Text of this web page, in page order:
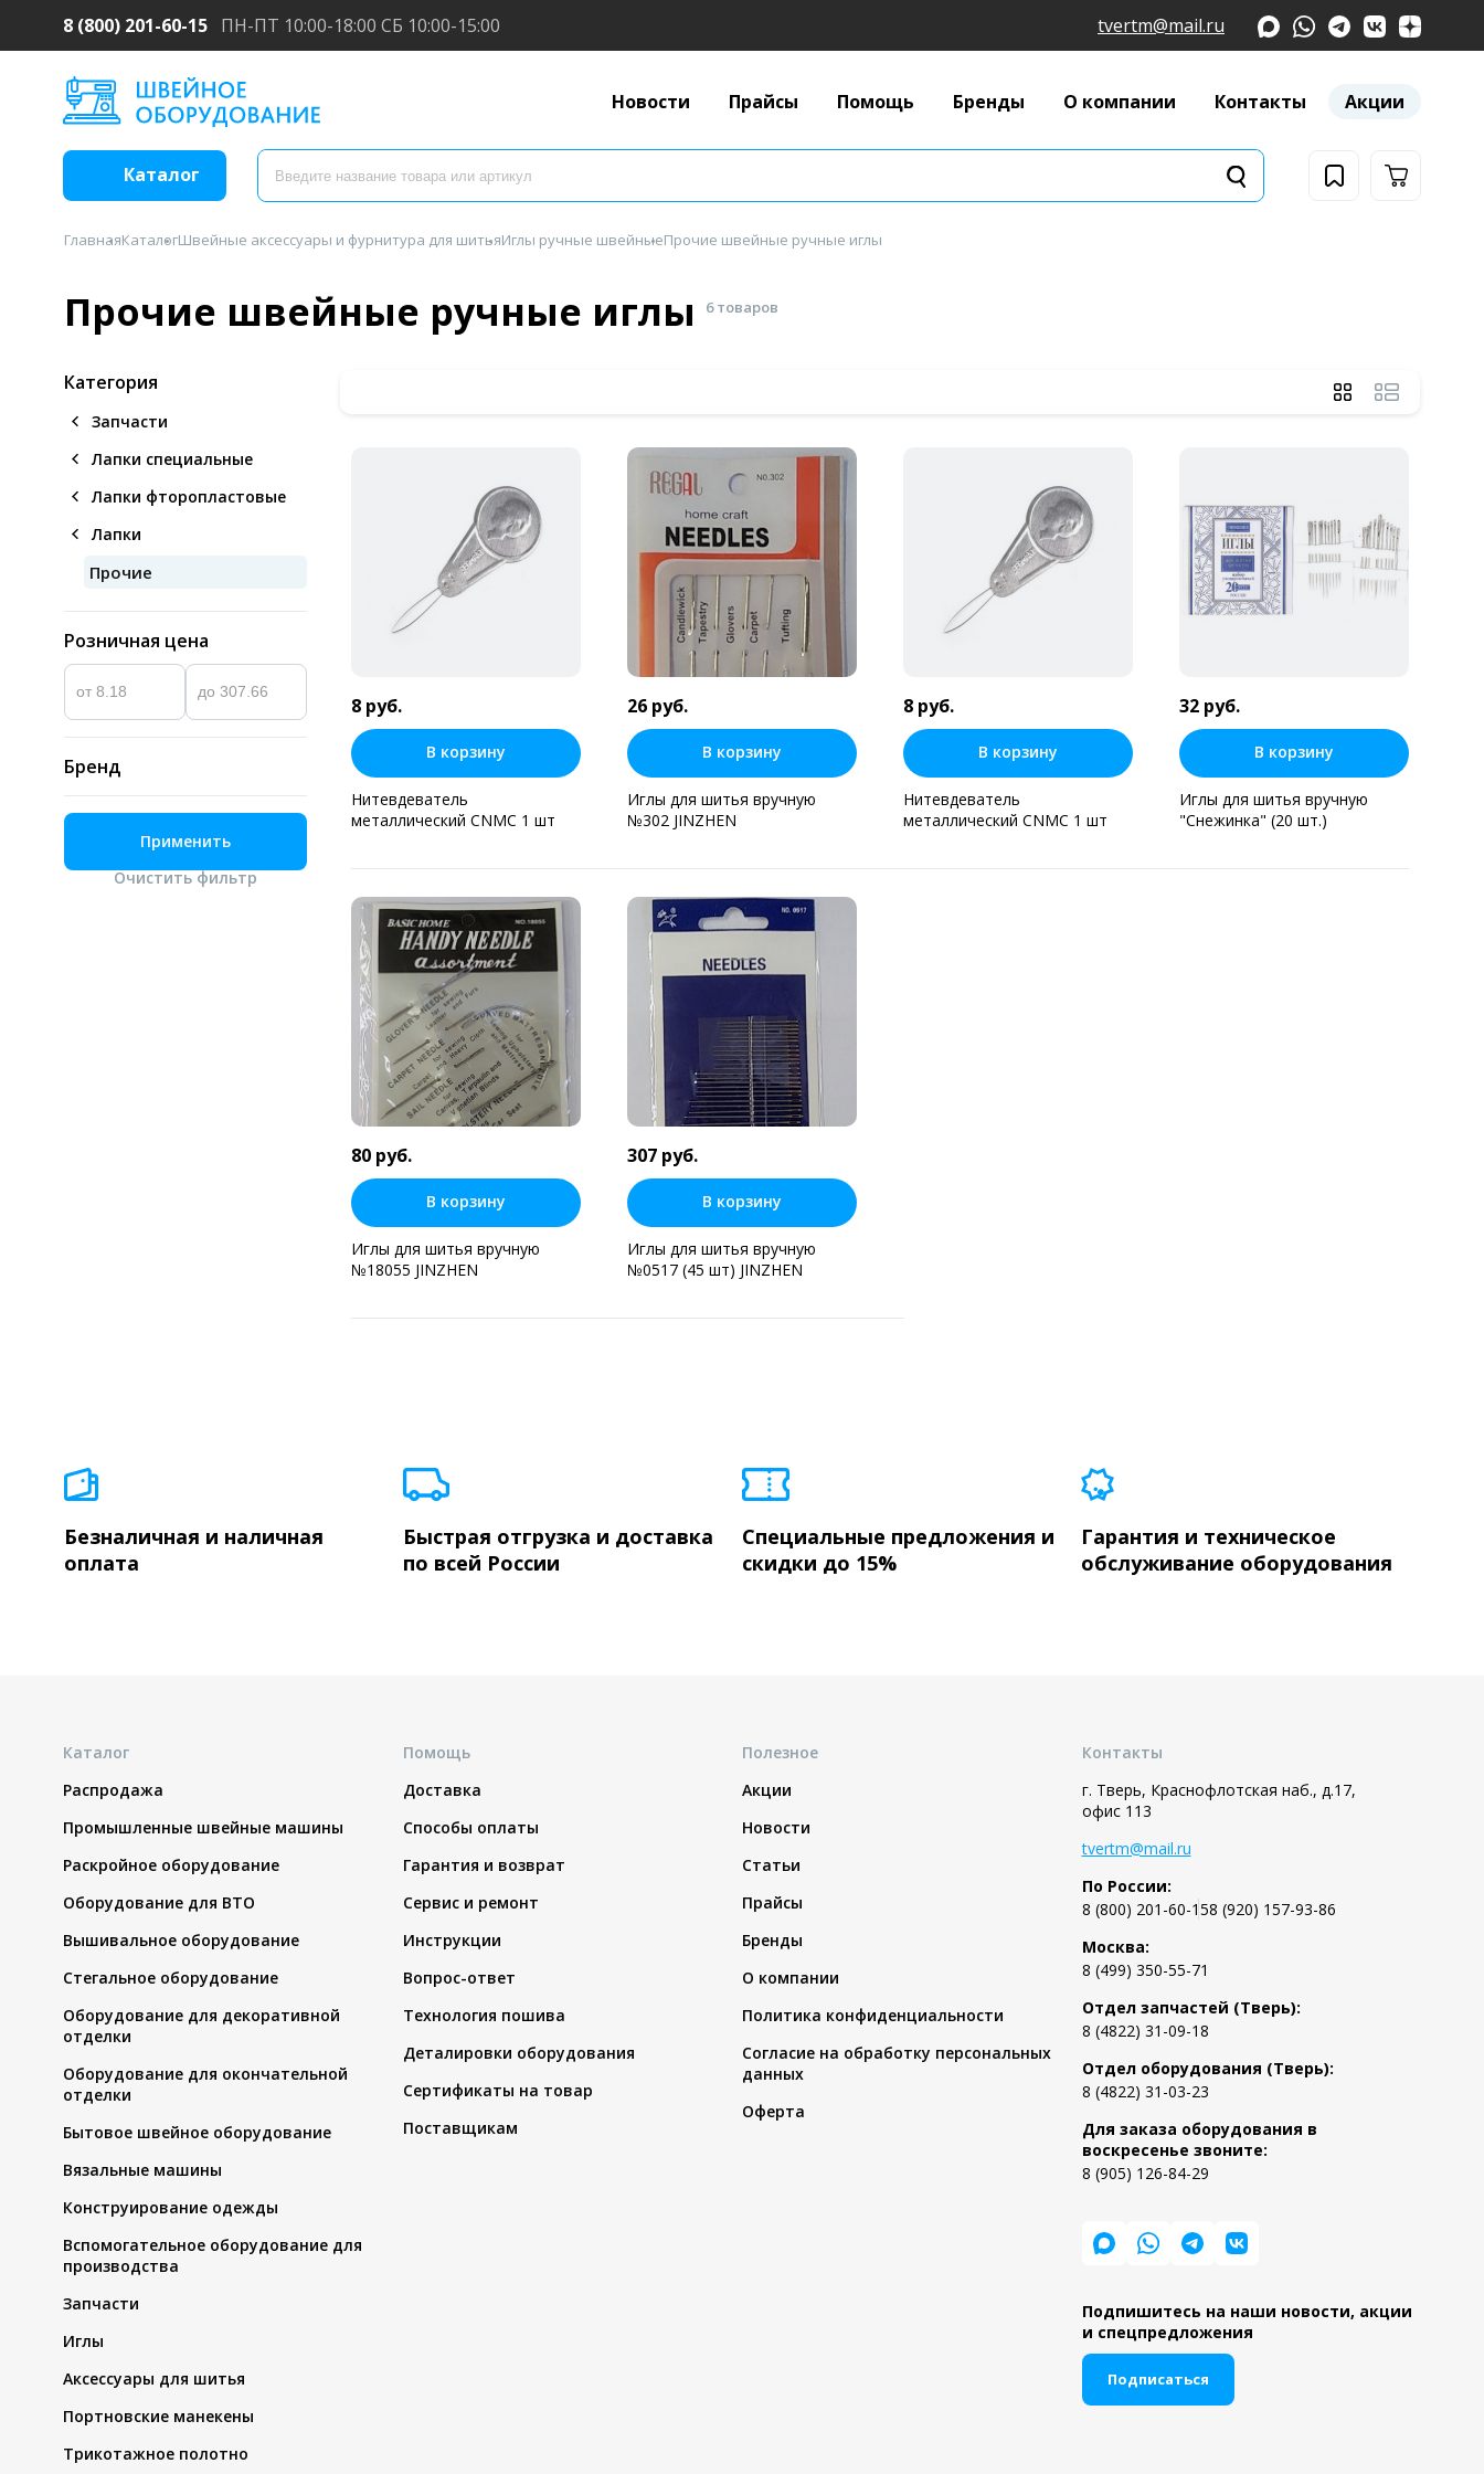
8 (800) 201-60-15 ПН-ПТ 10:00-18:00 СБ 10:00-15:00 tvertm@mail.ru
Новости Прайсы Помощь Бренды О компании Контакты Акции
Каталог
ГлавнаяКаталогШвейные аксессуары и фурнитура для шитьяИглы ручные швейныеПрочие швейные ручные иглы
Прочие швейные ручные иглы 6 товаров
Категория
Запчасти
Лапки специальные
Лапки фторопластовые
Лапки
Прочие
Розничная цена
Бренд
Применить
Очиститьфильтр
8 руб.
В корзину
Нитевдеватель
металлический CNMC 1 шт
26 руб.
В корзину
Иглы для шитья вручную
№302 JINZHEN
8 руб.
В корзину
Нитевдеватель
металлический CNMC 1 шт
32 руб.
В корзину
Иглы для шитья вручную
"Снежинка" (20 шт.)
80 руб.
В корзину
Иглы для шитья вручную
№18055 JINZHEN
307 руб.
В корзину
Иглы для шитья вручную
№0517 (45 шт) JINZHEN
Безналичная и наличная
оплата
Быстрая отгрузка и доставка
по всей России
Специальные предложения и
скидки до 15%
Гарантия и техническое
обслуживание оборудования
Каталог
Распродажа
Промышленные швейные машины
Раскройное оборудование
Оборудование для ВТО
Вышивальное оборудование
Стегальное оборудование
Оборудование для декоративной
отделки
Оборудование для окончательной
отделки
Бытовое швейное оборудование
Вязальные машины
Конструирование одежды
Вспомогательное оборудование для
производства
Запчасти
Иглы
Аксессуары для шитья
Портновские манекены
Трикотажное полотно
Помощь
Доставка
Способы оплаты
Гарантия и возврат
Сервис и ремонт
Инструкции
Вопрос-ответ
Технология пошива
Деталировки оборудования
Сертификаты на товар
Поставщикам
Полезное
Акции
Новости
Статьи
Прайсы
Бренды
О компании
Политика конфиденциальности
Согласие на обработку персональных
данных
Оферта
Контакты
г. Тверь, Краснофлотская наб., д.17,
офис 113
tvertm@mail.ru
По России:
8 (800) 201-60-158 (920) 157-93-86
Москва:
8 (499) 350-55-71
Отдел запчастей (Тверь):
8 (4822) 31-09-18
Отдел оборудования (Тверь):
8 (4822) 31-03-23
Для заказа оборудования в
воскресенье звоните:
8 (905) 126-84-29
Подпишитесь на наши новости, акции
и спецпредложения
Подписаться